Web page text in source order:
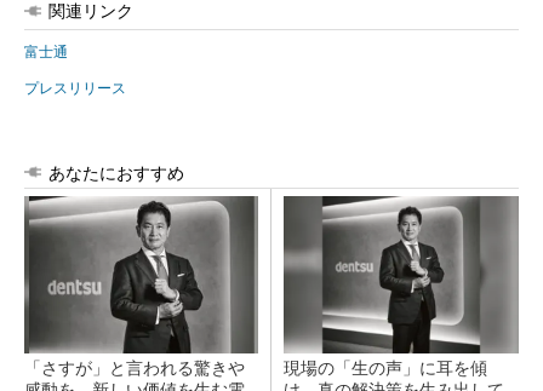
関連リンク
富士通
プレスリリース
あなたにおすすめ
「さすが」と言われる驚きや
現場の「生の声」に耳を傾